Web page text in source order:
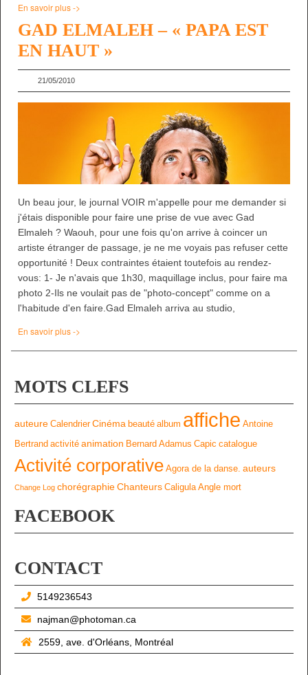
En savoir plus ->
GAD ELMALEH – « PAPA EST
EN HAUT »
21/05/2010
Un beau jour, le journal VOIR m'appelle pour me demander si
j'étais disponible pour faire une prise de vue avec Gad
Elmaleh ? Waouh, pour une fois qu'on arrive à coincer un
artiste étranger de passage, je ne me voyais pas refuser cette
opportunité ! Deux contraintes étaient toutefois au rendez-
vous: 1- Je n'avais que 1h30, maquillage inclus, pour faire ma
photo 2-Ils ne voulait pas de "photo-concept" comme on a
l'habitude d'en faire.Gad Elmaleh arriva au studio,
En savoir plus ->
MOTS CLEFS
auteure Calendrier Cinéma beauté album affiche Antoine
Bertrand activité animation Bernard Adamus Capic catalogue
Activité corporative Agora de la danse. auteurs
Change Log chorégraphieChanteurs Caligula Angle mort
FACEBOOK
CONTACT
5149236543
najman@photoman.ca
2559, ave. d'Orléans, Montréal